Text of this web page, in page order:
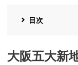
目次
大阪五大新